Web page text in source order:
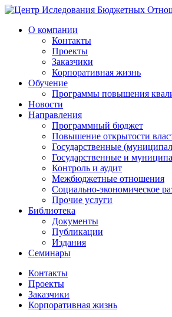
О компании
Контакты
Проекты
Заказчики
Корпоративная жизнь
Обучение
Программы повышения
Новости
Направления
Программный бюджет
Повышение открытости
Государственные
Государственные и
Контроль и аудит
Межбюджетные отношения
Социально-экономическое
Прочие услуги
Библиотека
Документы
Публикации
Издания
Семинары
Контакты
Проекты
Заказчики
Корпоративная жизнь